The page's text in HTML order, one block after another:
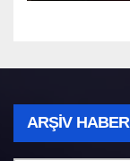
ARŞIV HABER